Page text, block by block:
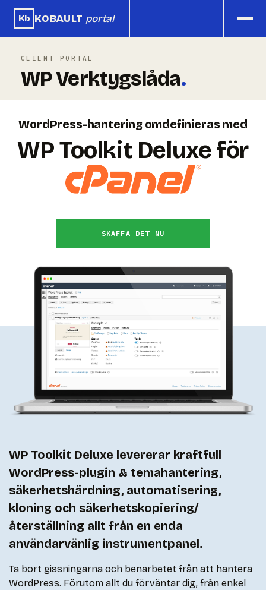
Kb KOBAULT portal
CLIENT PORTAL
WP Verktygslåda.
WordPress-hantering omdefinieras med
WP Toolkit Deluxe för
SKAFFA DET NU
WP Toolkit Deluxe levererar kraftfull
WordPress-plugin & temahantering,
säkerhetshärdning, automatisering,
kloning och säkerhetskopiering/
återställning allt från en enda
användarvänlig instrumentpanel.
Ta bort gissningarna och benarbetet från att hantera
WordPress. Förutom allt du förväntar dig, från enkel